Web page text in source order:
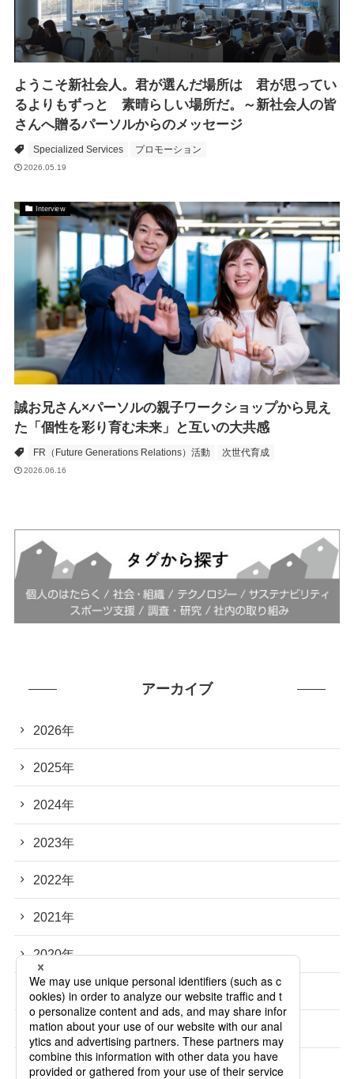
ようこそ新社会人。君が選んだ場所は 君が思ってい
るよりもずっと 素晴らしい場所だ。～新社会人の皆
さんへ贈るパーソルからのメッセージ
Specialized Services プロモーション
2026.05.19
Interview
誠お兄さん×パーソルの親子ワークショップから見え
た「個性を彩り育む未来」と互いの大共感
FR（Future Generations Relations）活動 次世代育成
2026.06.16
アーカイブ
2026年
2025年
2024年
2023年
2022年
2021年
2020年
2019年
2018年
2017年